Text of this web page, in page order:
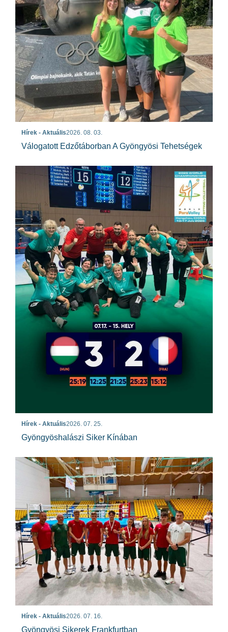
Hírek - Aktuális2026. 08. 03.
Válogatott Edzőtáborban A Gyöngyösi Tehetségek
Hírek - Aktuális2026. 07. 25.
Gyöngyöshalászi Siker Kínában
Hírek - Aktuális2026. 07. 16.
Gyöngyösi Sikerek Frankfurtban